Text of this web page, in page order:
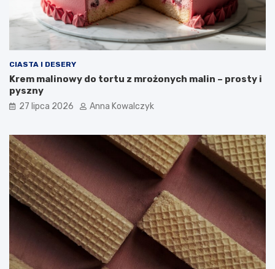
CIASTA I DESERY
Krem malinowy do tortu z mrożonych malin – prosty i
pyszny
27 lipca 2026 Anna Kowalczyk